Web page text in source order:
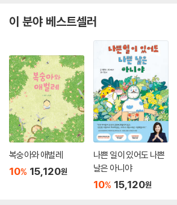
이 분야 베스트셀러
복숭아와 애벌레
10% 15,120원
나쁜 일이 있어도 나쁜
날은 아니야
10% 15,120원